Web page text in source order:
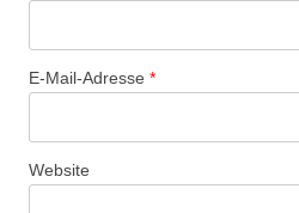
E-Mail-Adresse *
Website